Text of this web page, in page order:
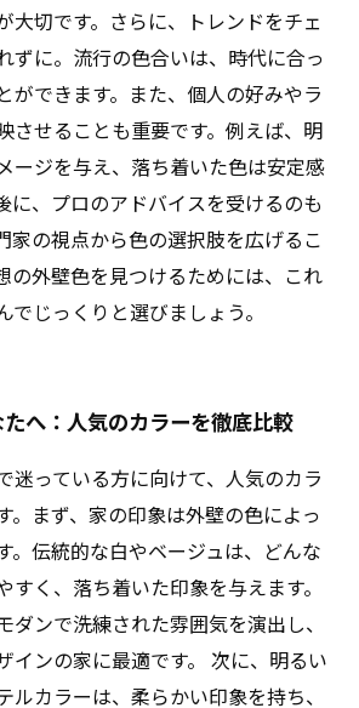
大切です。さらに、トレンドをチェ
ずに。流行の色合いは、時代に合っ
ができます。また、個人の好みやラ
させることも重要です。例えば、明
ージを与え、落ち着いた色は安定感
に、プロのアドバイスを受けるのも
家の視点から色の選択肢を広げるこ
の外壁色を見つけるためには、これ
でじっくりと選びましょう。
へ：人気のカラーを徹底比較
迷っている方に向けて、人気のカラ
。まず、家の印象は外壁の色によっ
。伝統的な白やベージュは、どんな
すく、落ち着いた印象を与えます。
ダンで洗練された雰囲気を演出し、
インの家に最適です。 次に、明るい
ルカラーは、柔らかい印象を持ち、